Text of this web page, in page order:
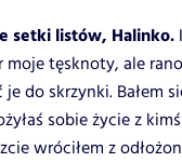
setki listów, Halinko.
moje tęsknoty, ale
do skrzynki. Bałem
sobie życie z
wróciłem z